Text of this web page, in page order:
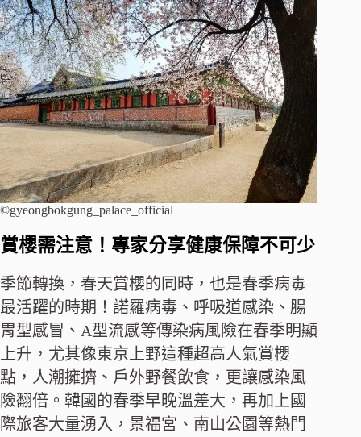
©gyeongbokgung_palace_official
賞櫻需注意！專家分享健康保障不可少
季節轉換，春天賞櫻的同時，也是春季病毒
最活躍的時期！諾羅病毒、呼吸道感染、腸
胃型感冒、A型流感等傳染病風險在春季明顯
上升，尤其像東京上野這種超高人氣賞櫻
點，人潮擁擠、戶外野餐飲食，更讓感染風
險翻倍。韓國的春季早晚溫差大，再加上國
際旅客大量湧入，景福宮、南山公園等熱門